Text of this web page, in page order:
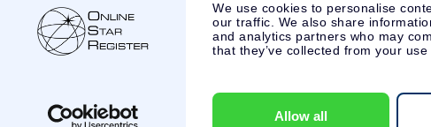
We use cookies to personalise
our traffic. We also share
and analytics partners who may
that they’ve collected from your
Allow all
Asiakaspalvelu:help@osr.org KVK: 60333553, VAT: NL